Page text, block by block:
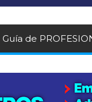
Guía de